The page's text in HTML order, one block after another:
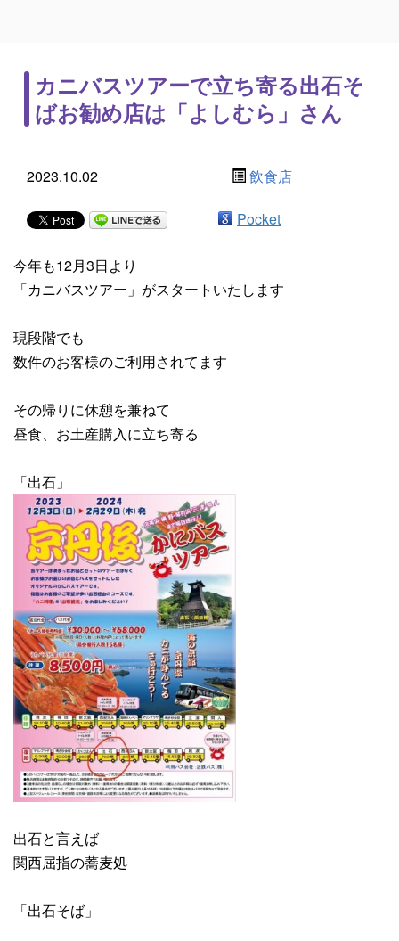
カニバスツアーで立ち寄る出石そ
ばお勧め店は「よしむら」さん
2023.10.02 飲食店
Pocket
今年も12月3日より
「カニバスツアー」がスタートいたします
現段階でも
数件のお客様のご利用されてます
その帰りに休憩を兼ねて
昼食、お土産購入に立ち寄る
「出石」
出石と言えば
関西屈指の蕎麦処
「出石そば」